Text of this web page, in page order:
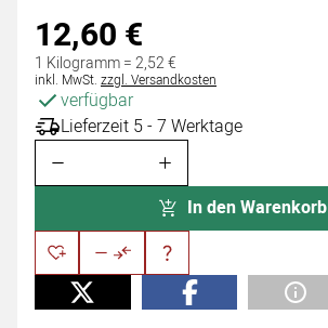
12,60 €
1 Kilogramm =2,52€
Steuerhinweis:
inkl. MwSt. zzgl. Versandkosten
verfügbar
Lieferzeit 5 - 7 Werktage
In den Warenkorb